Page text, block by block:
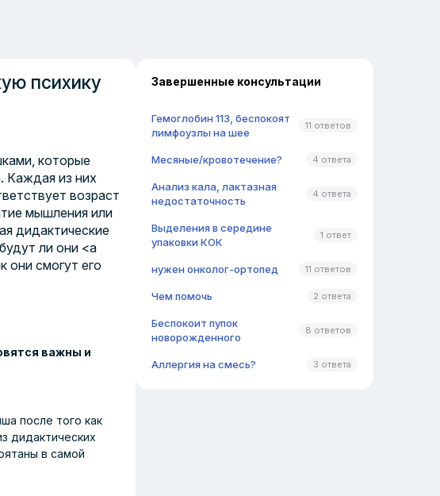
психику
которые
Каждая из них
возраст
мышления или
дидактические
ли они <a
смогут его
важны и
после того как
дидактических
в самой
Завершенные консультации
Гемоглобин 113, беспокоят
лимфоузлы на шее
11 ответов
Месяные/кровотечение? 4 ответа
Анализ кала, лактазная
недостаточность
4 ответа
Выделения в середине
упаковки КОК
1 ответ
нужен онколог-ортопед 11 ответов
Чем помочь 2 ответа
Беспокоит пупок
новорожденного
8 ответов
Аллергия на смесь? 3 ответа